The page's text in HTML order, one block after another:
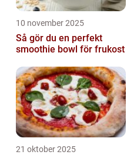
10 november 2025
Så gör du en perfekt
smoothie bowl för frukost
21 oktober 2025